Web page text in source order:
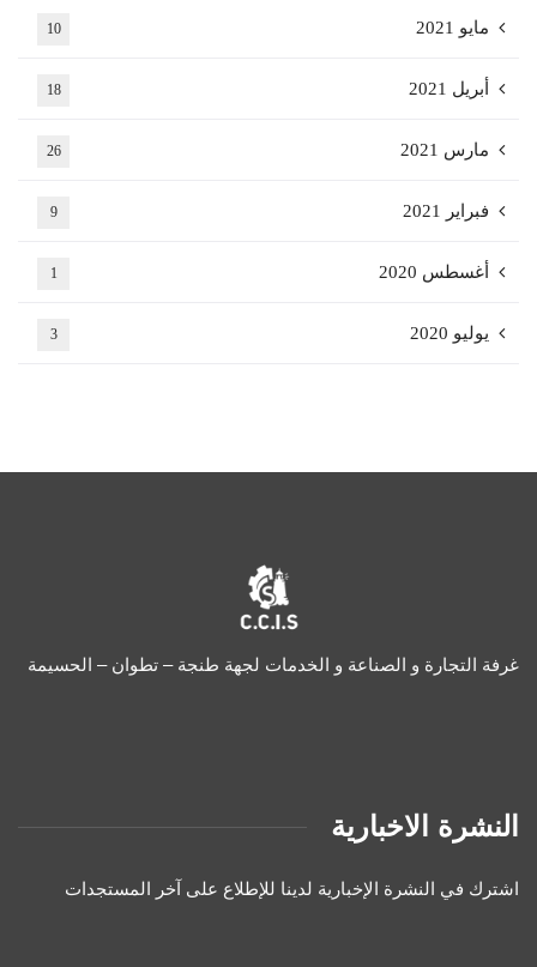
مايو 2021 10
أبريل 2021 18
مارس 2021 26
فبراير 2021 9
أغسطس 2020 1
يوليو 2020 3
غرفة التجارة و الصناعة و الخدمات لجهة طنجة – تطوان – الحسيمة
النشرة الاخبارية
اشترك في النشرة الإخبارية لدينا للإطلاع على آخر المستجدات